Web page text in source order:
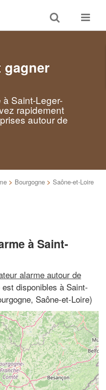
Toggle
search
Toggle
gagner
à Saint-Leger-
rapidement
autour de
> Bourgogne > Saône-et-Loire
à Saint-
alarme autour de
disponibles à Saint-
Saône-et-Loire)